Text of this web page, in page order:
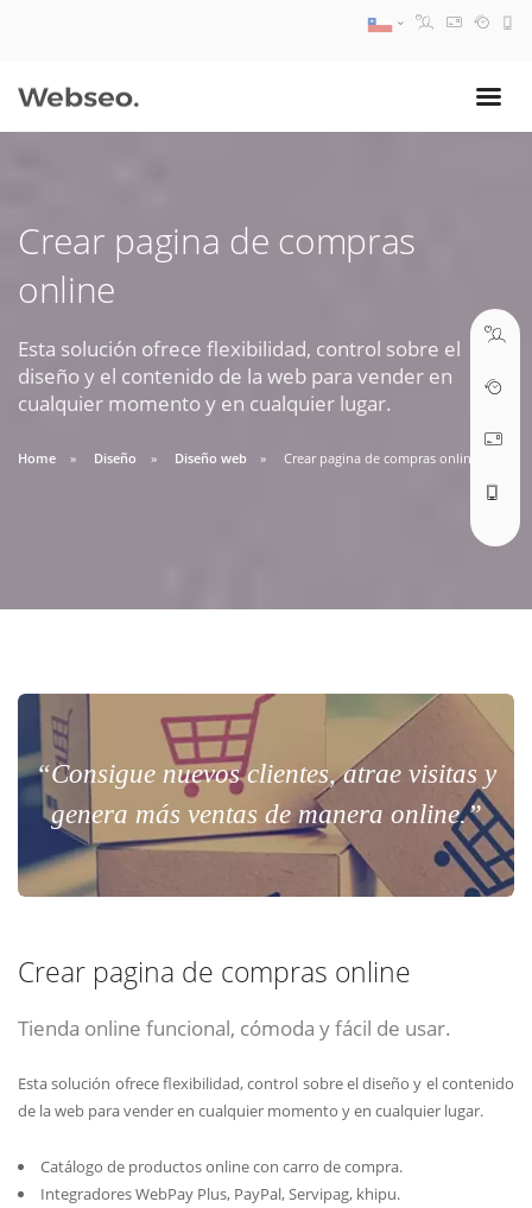
Crear pagina de compras
online
Esta solución ofrece flexibilidad, control sobre el
diseño y el contenido de la web para vender en
cualquier momento y en cualquier lugar.
Home Diseño Diseño web Crear pagina de compras online
“Consigue nuevos clientes, atrae visitas y
genera más ventas de manera online.”
Crear pagina de compras online
Tienda online funcional, cómoda y fácil de usar.
Esta solución ofrece flexibilidad, control sobre el diseño y el contenido
de la web para vender en cualquier momento y en cualquier lugar.
Catálogo de productos online con carro de compra.
Integradores WebPay Plus, PayPal, Servipag, khipu.
09:30 AM A 18:30 PM
ABRIR TICKET